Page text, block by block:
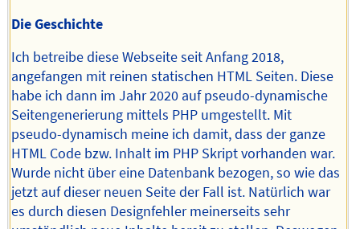
Die Geschichte
Ich betreibe diese Webseite seit Anfang 2018,
angefangen mit reinen statischen HTML Seiten. Diese
habe ich dann im Jahr 2020 auf pseudo-dynamische
Seitengenerierung mittels PHP umgestellt. Mit
pseudo-dynamisch meine ich damit, dass der ganze
HTML Code bzw. Inhalt im PHP Skript vorhanden war.
Wurde nicht über eine Datenbank bezogen, so wie das
jetzt auf dieser neuen Seite der Fall ist. Natürlich war
es durch diesen Designfehler meinerseits sehr